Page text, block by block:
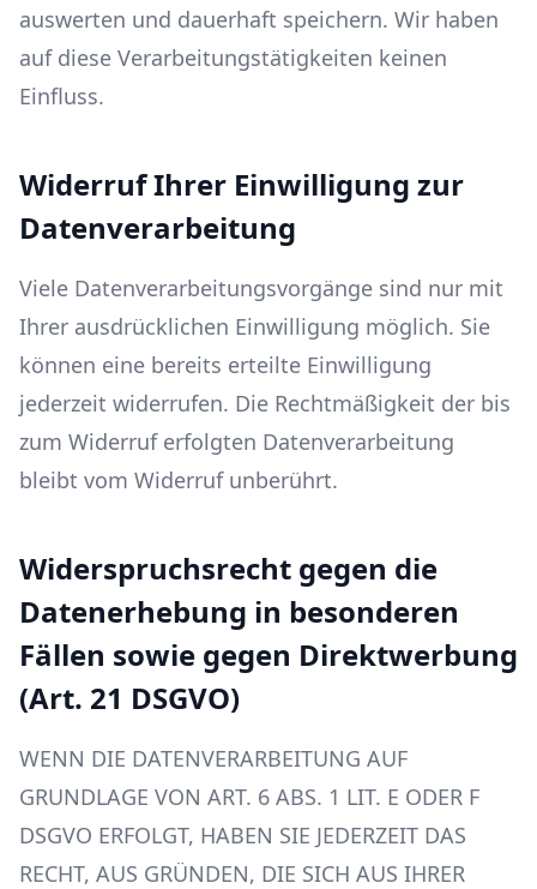
auswerten und dauerhaft speichern. Wir haben
auf diese Verarbeitungstätigkeiten keinen
Einfluss.
Widerruf Ihrer Einwilligung zur
Datenverarbeitung
Viele Datenverarbeitungsvorgänge sind nur mit
Ihrer ausdrücklichen Einwilligung möglich. Sie
können eine bereits erteilte Einwilligung
jederzeit widerrufen. Die Rechtmäßigkeit der bis
zum Widerruf erfolgten Datenverarbeitung
bleibt vom Widerruf unberührt.
Widerspruchsrecht gegen die
Datenerhebung in besonderen
Fällen sowie gegen Direktwerbung
(Art. 21 DSGVO)
WENN DIE DATENVERARBEITUNG AUF
GRUNDLAGE VON ART. 6 ABS. 1 LIT. E ODER F
DSGVO ERFOLGT, HABEN SIE JEDERZEIT DAS
RECHT, AUS GRÜNDEN, DIE SICH AUS IHRER